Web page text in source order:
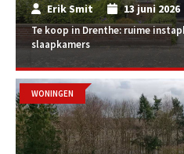
Erik Smit 13 juni 2026
Te koop in Drenthe: ruime
slaapkamers
WONINGEN